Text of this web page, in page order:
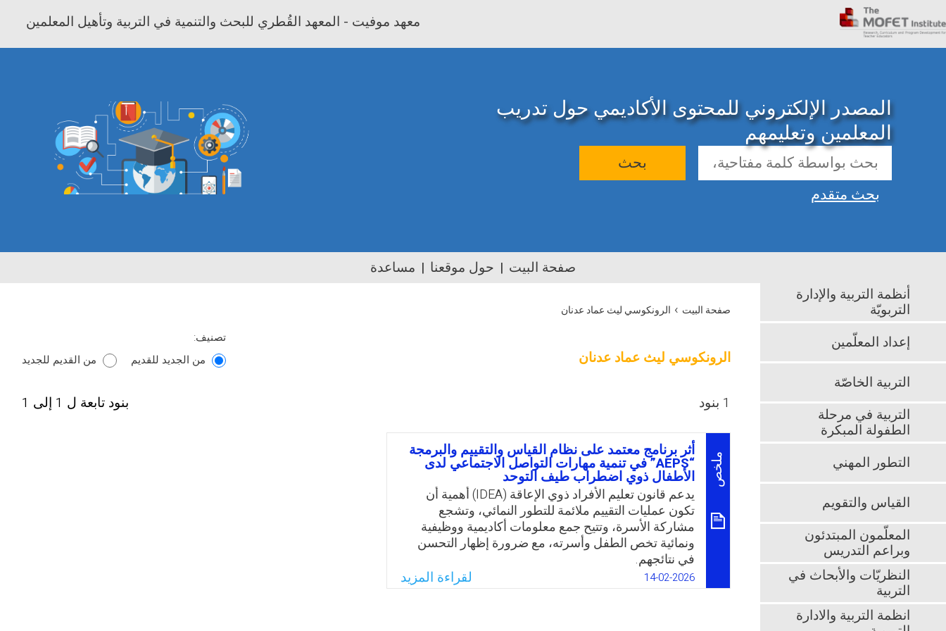
معهد موفيت - المعهد القُطري للبحث والتنمية في التربية وتأهيل المعلمين
المصدر الإلكتروني للمحتوى الأكاديمي حول تدريب
المعلمين وتعليمهم
بحث
بحث متقدم
صفحة البيت حول موقعنا مساعدة
صفحة البيت › الرونكوسي ليث عماد عدنان
الرونكوسي ليث عماد عدنان
تصنيف:
من الجديد للقديم
من القديم للجديد
1 بنود بنود تابعة ل 1 إلى 1
ملخص
أثر برنامج معتمد على نظام القياس والتقييم والبرمجة
“AEPS” في تنمية مهارات التواصل الاجتماعي لدى
الأطفال ذوي اضطراب طيف التوحد
يدعم قانون تعليم الأفراد ذوي الإعاقة (IDEA) أهمية أن
تكون عمليات التقييم ملائمة للتطور النمائي، وتشجع
مشاركة الأسرة، وتتيح جمع معلومات أكاديمية ووظيفية
ونمائية تخص الطفل وأسرته، مع ضرورة إظهار التحسن
في نتائجهم.
ومن الأدوات التي يستخدمها العديد من مقدمي خدمات
الطفولة المبكرة والتي تتوافق مع هذا القانون هو نظام
14-02-2026 لقراءة المزيد
أنظمة التربية والإدارة
التربويّة
إعداد المعلّمين
التربية الخاصّة
التربية في مرحلة
الطفولة المبكرة
التطور المهني
القياس والتقويم
المعلّمون المبتدئون
وبراعم التدريس
النظريّات والأبحاث في
التربية
انظمة التربية والادارة